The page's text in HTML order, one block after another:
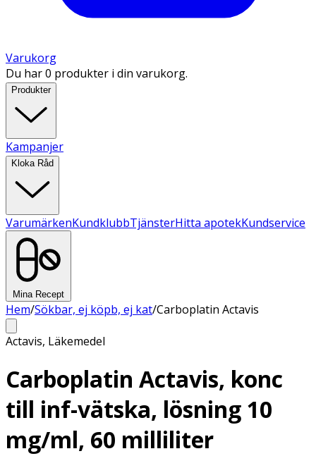
Varukorg
Du har 0 produkter i din varukorg.
Produkter
Kampanjer
Kloka Råd
VarumärkenKundklubbTjänsterHitta apotekKundservice
Mina Recept
Hem/Sökbar, ej köpb, ej kat/Carboplatin Actavis
Actavis, Läkemedel
Carboplatin Actavis, konc
till inf-vätska, lösning 10
mg/ml, 60 milliliter